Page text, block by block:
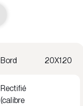
Bord 20X120
Rectifié
(calibre